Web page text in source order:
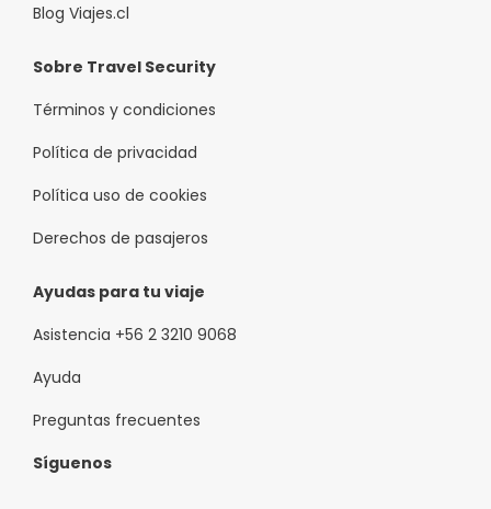
Blog Viajes.cl
Sobre Travel Security
Términos y condiciones
Política de privacidad
Política uso de cookies
Derechos de pasajeros
Ayudas para tu viaje
Asistencia +56 2 3210 9068
Ayuda
Preguntas frecuentes
Síguenos